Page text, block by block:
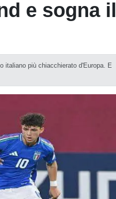
e sogna il
italiano più chiacchierato d'Europa. E